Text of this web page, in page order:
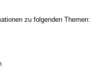
zu folgenden Themen: